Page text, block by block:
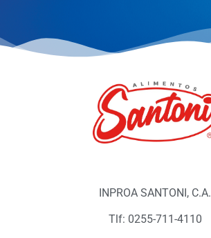
INPROA SANTONI, C.A.
Tlf: 0255-711-4110